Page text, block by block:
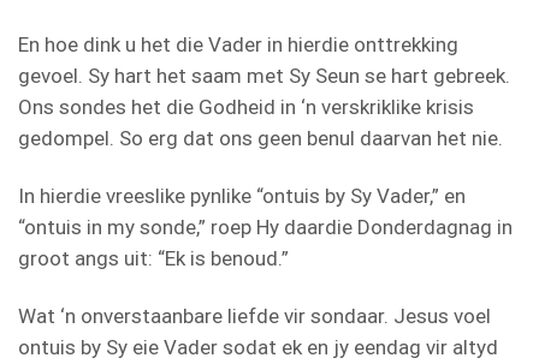
En hoe dink u het die Vader in hierdie onttrekking
gevoel. Sy hart het saam met Sy Seun se hart gebreek.
Ons sondes het die Godheid in ‘n verskriklike krisis
gedompel. So erg dat ons geen benul daarvan het nie.
In hierdie vreeslike pynlike “ontuis by Sy Vader,” en
“ontuis in my sonde,” roep Hy daardie Donderdagnag in
groot angs uit: “Ek is benoud.”
Wat ‘n onverstaanbare liefde vir sondaar. Jesus voel
ontuis by Sy eie Vader sodat ek en jy eendag vir altyd